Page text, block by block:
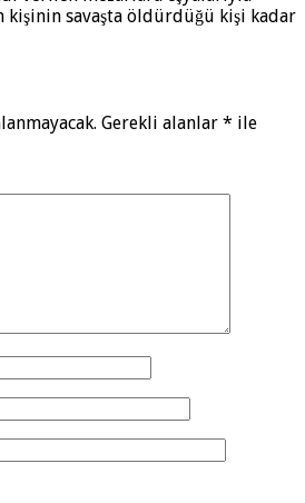
savaşta öldürdüğü kişi kadar
Gerekli alanlar * ile